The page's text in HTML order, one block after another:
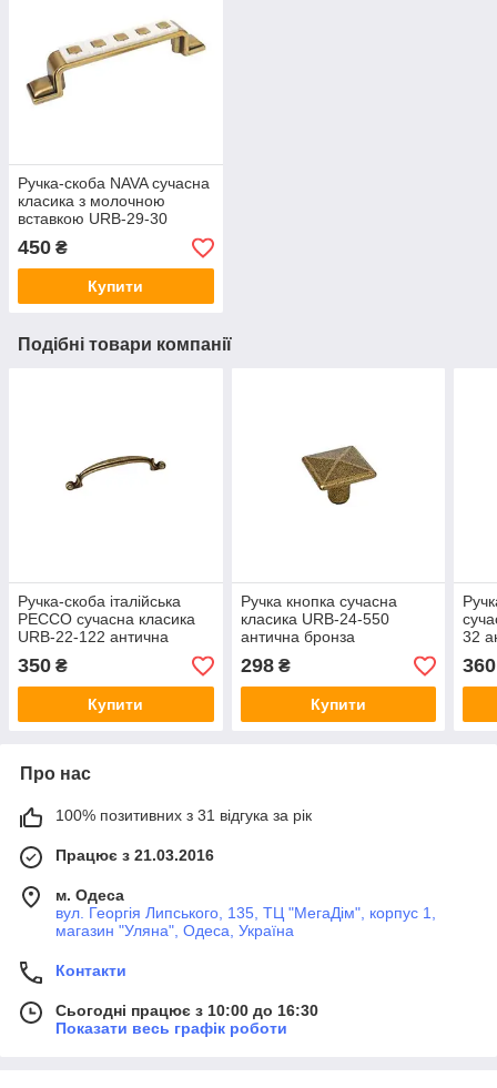
Ручка-скоба NAVA сучасна
класика з молочною
вставкою URB-29-30
античне золото 96-128 мм
450 ₴
Купити
Подібні товари компанії
Ручка-скоба італійська
PECCO сучасна класика
URB-22-122 антична
350 ₴
Купити
Ручка кнопка сучасна
класика URB-24-550
антична бронза
298₴
Купити
32
360
Про нас
100% позитивних з 31 відгука за рік
Працює з 21.03.2016
м. Одеса
вул. Георгія Липського, 135, ТЦ "МегаДім", корпус 1,
магазин "Уляна", Одеса, Україна
Контакти
Сьогодні працює з 10:00 до 16:30
Показати весь графік роботи